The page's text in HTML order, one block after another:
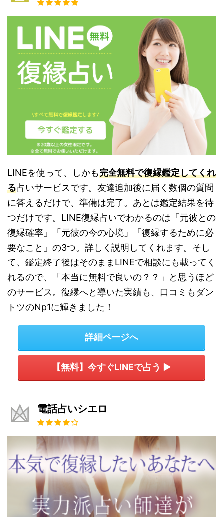
LINEを使って、しかも完全無料で復縁鑑定してくれ
る占いサービスです。友達追加後に届く数個の質問
に答えるだけで、準備は完了。あとは鑑定結果を待
つだけです。LINE復縁占いでわかるのは「元彼との
復縁確率」「元彼の今の心境」「復縁するために必
要なこと」の3つ。詳しく説明してくれます。そし
て、鑑定終了後はそのままLINEで相談にも載ってく
れるので、「本当に無料で良いの？？」と思うほど
のサービス。復縁へと導いた実績も、口コミもダン
トツのNp1に輝きました！
詳細ページへ
【無料】今すぐLINEで占う ▶
電話占いシエロ